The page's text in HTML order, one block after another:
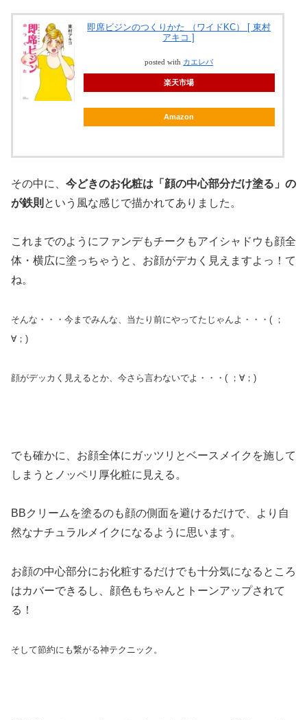
即席ビジンのつくりかた （ワイドKC） [ 東村
アキコ ]
posted with カエレバ
楽天市場
Amazon
その中に、 今どきのお化粧は「顔の中心部分だけ塗る」の
が鉄則 という風な感じで描かれてありました。
これまでのようにファンデもチークもアイシャドウも顔全
体・横広に塗っちゃうと、お顔がデカく見えますよっ！て
ね。
そんな・・・今までみんな、当たり前にやってたじゃんよ・・・( ；
∀；)
顔がデッカく見えるとか、今さら言わないでよ・・・( ；∀；)
でも確かに、お顔全体にガッツリとベースメイクを施して
しまうとノッペリ厚化粧に見える。
BBクリームを塗るのも顔の側面を避けるだけで、より自
然なナチュラルメイクになるように思います。
お顔の中心部分にお化粧するだけでも十分気になるところ
はカバーできるし、顔色もちゃんとトーンアップされて
る！
そして節約にも繋がる神テクニック。